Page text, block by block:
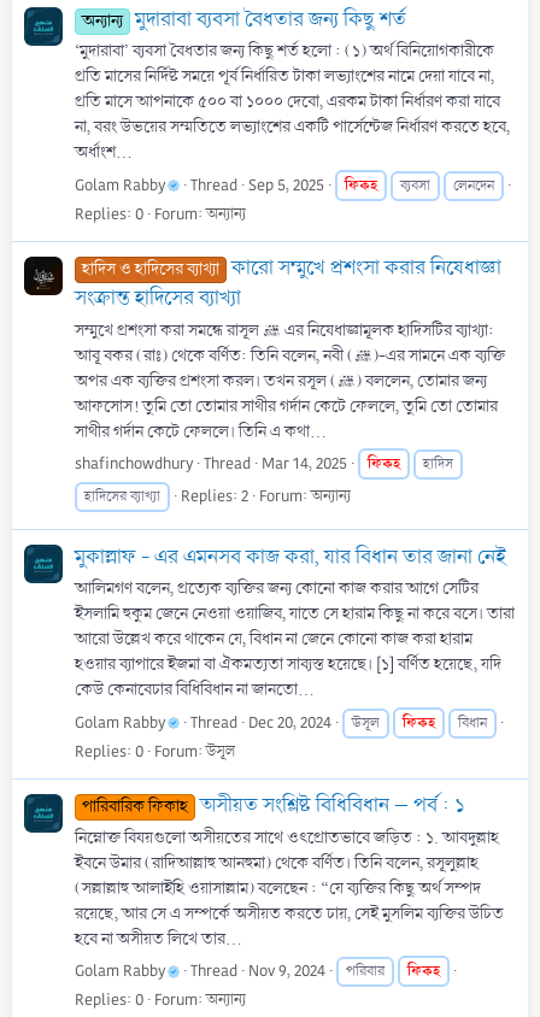
অন্যান্য মুদারাবা ব্যবসা বৈধতার জন্য কিছু শর্ত
‘মুদারাবা’ ব্যবসা বৈধতার জন্য কিছু শর্ত হলো : (১) অর্থ বিনিয়োগকারীকে
প্রতি মাসের নির্দিষ্ট সময়ে পূর্ব নির্ধারিত টাকা লভ্যাংশের নামে দেয়া যাবে না,
প্রতি মাসে আপনাকে ৫০০ বা ১০০০ দেবো, এরকম টাকা নির্ধারণ করা যাবে
না, বরং উভয়ের সম্মতিতে লভ্যাংশের একটি পার্সেন্টেজ নির্ধারণ করতে হবে,
অর্ধাংশ...
Golam Rabby Thread Sep 5, 2025 ফিকহ ব্যবসা লেনদেন
Replies: 0 Forum:অন্যান্য
হাদিস ও হাদিসের ব্যাখ্যা কারো সম্মুখে প্রশংসা করার নিষেধাজ্ঞা
সংক্রান্ত হাদিসের ব্যাখ্যা
সম্মুখে প্রশংসা করা সমন্ধে রাসূল ﷺ এর নিষেধাজ্ঞামূলক হাদিসটির ব্যাখ্যা:
আবূ বকর (রাঃ) থেকে বর্ণিত: তিনি বলেন, নবী (ﷺ)-এর সামনে এক ব্যক্তি
অপর এক ব্যক্তির প্রশংসা করল। তখন রসূল (ﷺ) বললেন, তোমার জন্য
আফসোস! তুমি তো তোমার সাথীর গর্দান কেটে ফেললে, তুমি তো তোমার
সাথীর গর্দান কেটে ফেললে। তিনি এ কথা...
shafinchowdhury Thread Mar 14, 2025 ফিকহ
হাদিস
হাদিসের ব্যাখ্যা
Replies: 2 Forum:অন্যান্য
মুকাল্লাফ - এর এমনসব কাজ করা, যার বিধান তার জানা নেই
আলিমগণ বলেন, প্রত্যেক ব্যক্তির জন্য কোনো কাজ করার আগে সেটির
ইসলামি হুকুম জেনে নেওয়া ওয়াজিব, যাতে সে হারাম কিছু না করে বসে। তারা
আরো উল্লেখ করে থাকেন যে, বিধান না জেনে কোনো কাজ করা হারাম
হওয়ার ব্যাপারে ইজমা বা ঐকমত্যতা সাব্যস্ত হয়েছে। [১] বর্ণিত হয়েছে, যদি
কেউ কেনাবেচার বিধিবিধান না জানতো...
Golam Rabby Thread Dec 20, 2024 উসূল ফিকহ বিধান
Replies: 0 Forum:উসূল
পারিবারিক ফিকাহ অসীয়ত সংশ্লিষ্ট বিধিবিধান – পর্ব : ১
নিম্নোক্ত বিষয়গুলো অসীয়তের সাথে ওৎপ্রোতভাবে জড়িত : ১. আবদুল্লাহ
ইবনে উমার (রাদিআল্লাহু আনহুমা) থেকে বর্ণিত। তিনি বলেন, রসূলুল্লাহ
(সল্লাল্লাহু আলাইহি ওয়াসাল্লাম) বলেছেন : “যে ব্যক্তির কিছু অর্থ সম্পদ
রয়েছে, আর সে এ সম্পর্কে অসীয়ত করতে চায়, সেই মুসলিম ব্যক্তির উচিত
হবে না অসীয়ত লিখে তার...
Golam Rabby Thread Nov 9, 2024 পরিবার
ফিকহ
Replies: 0 Forum:অন্যান্য